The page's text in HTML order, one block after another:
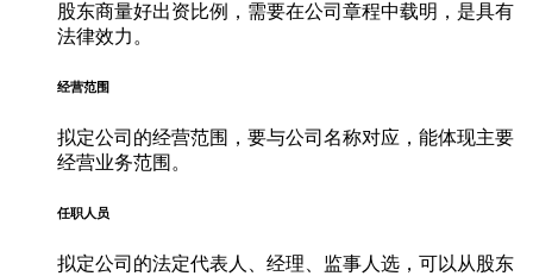
股东商量好出资比例，需要在公司章程中载明，是具有
法律效力。
经营范围
拟定公司的经营范围，要与公司名称对应，能体现主要
经营业务范围。
任职人员
拟定公司的法定代表人、经理、监事人选，可以从股东